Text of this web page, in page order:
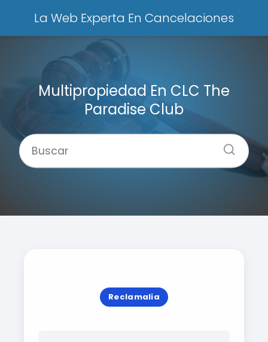
La Web Experta En Cancelaciones
Multipropiedad En CLC The
Paradise Club
Reclamalia